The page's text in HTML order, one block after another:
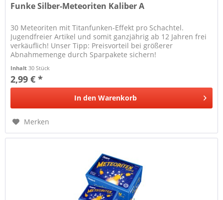
Funke Silber-Meteoriten Kaliber A
30 Meteoriten mit Titanfunken-Effekt pro Schachtel.
Jugendfreier Artikel und somit ganzjährig ab 12 Jahren frei
verkäuflich! Unser Tipp: Preisvorteil bei größerer
Abnahmemenge durch Sparpakete sichern!
Inhalt30 Stück
2,99 € *
In den Warenkorb
Merken